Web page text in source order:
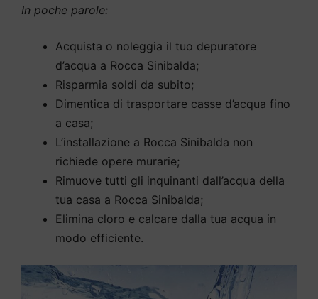
In poche parole:
Acquista o noleggia il tuo depuratore
d’acqua a Rocca Sinibalda;
Risparmia soldi da subito;
Dimentica di trasportare casse d’acqua fino
a casa;
L’installazione a Rocca Sinibalda non
richiede opere murarie;
Rimuove tutti gli inquinanti dall’acqua della
tua casa a Rocca Sinibalda;
Elimina cloro e calcare dalla tua acqua in
modo efficiente.